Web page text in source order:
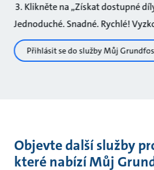
Klikněte na „Získat dostupné
Jednoduché. Snadné. Rychlé!
Přihlásit se do služby Můj Grundfos
Objevte další služby
které nabízí Můj